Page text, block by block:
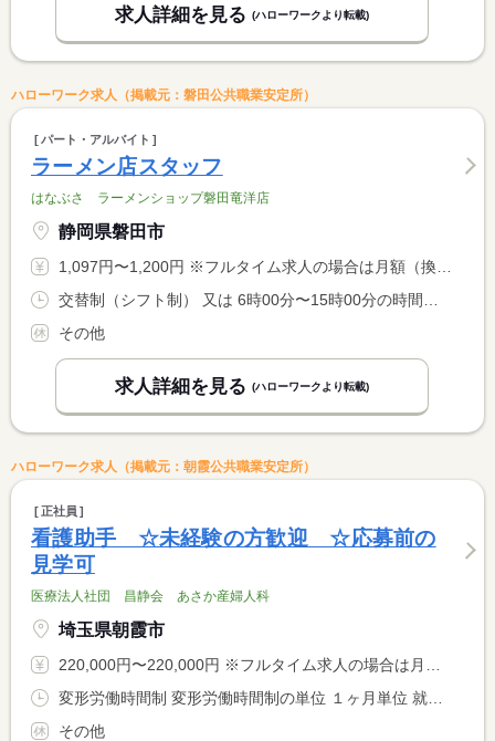
求人詳細を見る (ハローワークより転載)
ハローワーク求人（掲載元：磐田公共職業安定所）
パート・アルバイト
ラーメン店スタッフ
はなぶさ ラーメンショップ磐田竜洋店
静岡県磐田市
1,097円〜1,200円 ※フルタイム求人の場合は月額（換算額）、パート求人の場合は時間額を表示しています。
その他
求人詳細を見る (ハローワークより転載)
ハローワーク求人（掲載元：朝霞公共職業安定所）
正社員
看護助手 ☆未経験の方歓迎 ☆応募前の
見学可
医療法人社団 昌静会 あさか産婦人科
埼玉県朝霞市
220,000円〜220,000円 ※フルタイム求人の場合は月額（換算額）、パート求人の場合は時間額を表示しています。
その他